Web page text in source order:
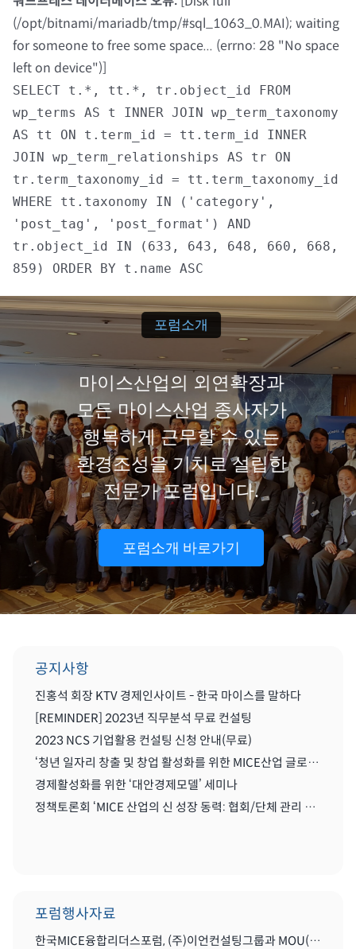
자료실
회원광장
마이페이지
회원 가입
(/opt/bitnami/mariadb/tmp/#sql_1063_0.MAI); waiting
for someone to free some space... (errno: 28 "No space
left on device")]
SELECT t.*, tt.*, tr.object_id FROM
wp_terms AS t INNER JOIN wp_term_taxonomy
AS tt ON t.term_id = tt.term_id INNER
JOIN wp_term_relationships AS tr ON
tr.term_taxonomy_id = tt.term_taxonomy_id
WHERE tt.taxonomy IN ('category',
'post_tag', 'post_format') AND
tr.object_id IN (633, 643, 648, 660, 668,
859) ORDER BY t.name ASC
포럼소개
마이스산업의 외연확장과
모든 마이스산업 종사자가
행복하게 근무할 수 있는
환경조성을 기치로 설립한
전문가 포럼입니다.
포럼소개 바로가기
공지사항
진홍석 회장 KTV 경제인사이트 - 한국 마이스를 말하다
[REMINDER] 2023년 직무분석 무료 컨설팅
2023 NCS 기업활용 컨설팅 신청 안내(무료)
‘청년 일자리 창출 및 창업 활성화를 위한 MICE산업 글로벌화를 위한 세미나'
경제활성화를 위한 ‘대안경제모델’ 세미나
정책토론회 ‘MICE 산업의 신 성장 동력: 협회/단체 관리 및 복합리조트 산업’
포럼행사자료
한국MICE융합리더스포럼, (주)이언컨설팅그룹과 MOU(업무협약) 체결식